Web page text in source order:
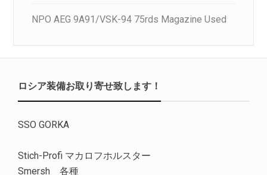
NPO AEG 9A91/VSK-94 75rds Magazine Used
ロシア装備お取り寄せ致します！
SSO GORKA
Stich-Profi マカロフホルスター
Smersh 各種